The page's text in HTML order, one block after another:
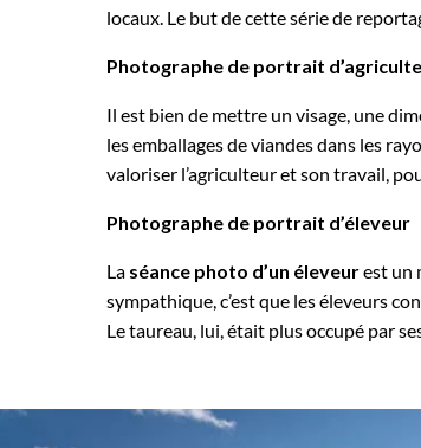
locaux. Le but de cette série de
Photographe de portrait
Il est bien de mettre un visage, une
les emballages de viandes dans les
valoriser l’agriculteur et son travail,
Photographe de portrait d’éleveur
La séance photo d’un éleveurest un
sympathique, c’est que les éleveurs
Le taureau, lui, était plus occupé par